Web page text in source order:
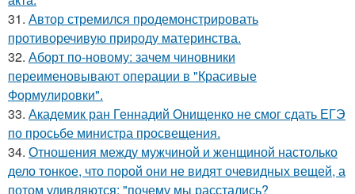
31. Автор стремился продемонстрировать
противоречивую природу материнства.
32. Аборт по-новому: зачем чиновники
переименовывают операции в "Красивые
Формулировки".
33. Академик ран Геннадий Онищенко не смог сдать ЕГЭ
по просьбе министра просвещения.
34. Отношения между мужчиной и женщиной настолько
дело тонкое, что порой они не видят очевидных вещей, а
потом удивляются: "почему мы расстались?